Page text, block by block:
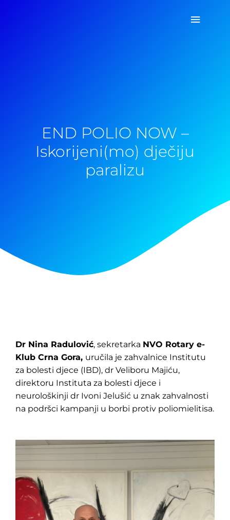
Glavni
END POLIO NOW –
Iskorijeni(mo) dječiju
paralizu
Dr Nina Radulović, sekretarka NVO Rotary e-
Klub Crna Gora, uručila je zahvalnice Institutu
za bolesti djece (IBD), dr Veliboru Majiću,
direktoru Instituta za bolesti djece i
neurološkinji dr Ivoni Jelušić u znak zahvalnosti
na podršci kampanji u borbi protiv poliomielitisa.